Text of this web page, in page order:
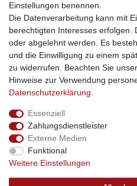
sicher einkaufen
Sichere Bestellung und Zahlung
Einstellungen benennen.
Die Datenverarbeitung kann mit
berechtigten Interesses erfolgen.
oder abgelehnt werden. Es
und die Einwilligung zu einem
zu widerrufen. Beachten Sie unser
Hinweise zur Verwendung
Daten­schutz­erklärung
Essenziell
Zahlungsdienstleister
Externe Medien
Funktional
Weitere Einstellungen
Widerrufs­recht
Daten­schutz­erklärung